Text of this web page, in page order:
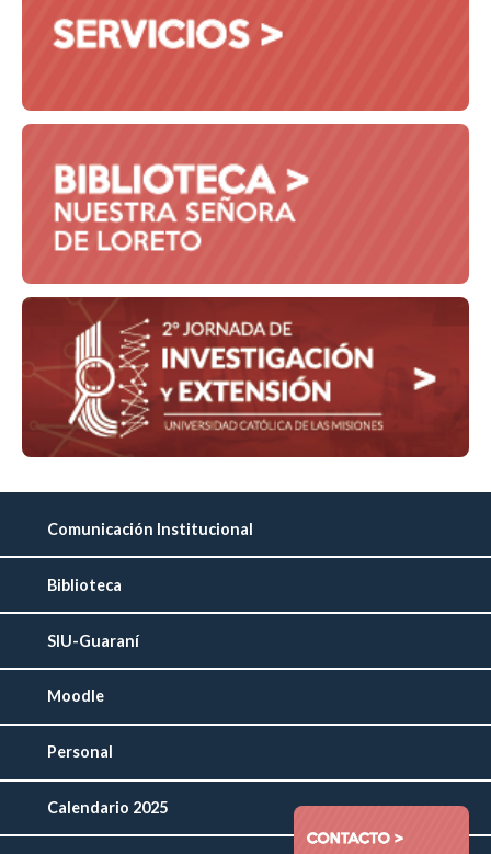
Comunicación Institucional
Biblioteca
SIU-Guaraní
Moodle
Personal
Calendario 2025